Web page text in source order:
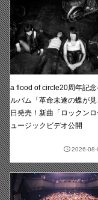
a flood of circle20周年記念
ルバム「革命未遂の蝶が
日発売！新曲「ロックンロ
ュージックビデオ公開
2026-